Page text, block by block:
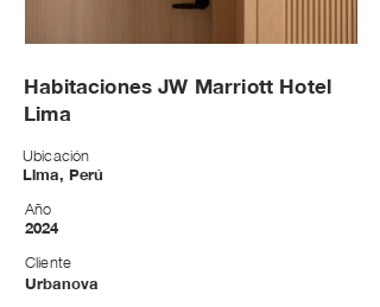
Habitaciones JW Marriott Hotel
Lima
Ubicación
Lima, Perú
Año
2024
Cliente
Urbanova